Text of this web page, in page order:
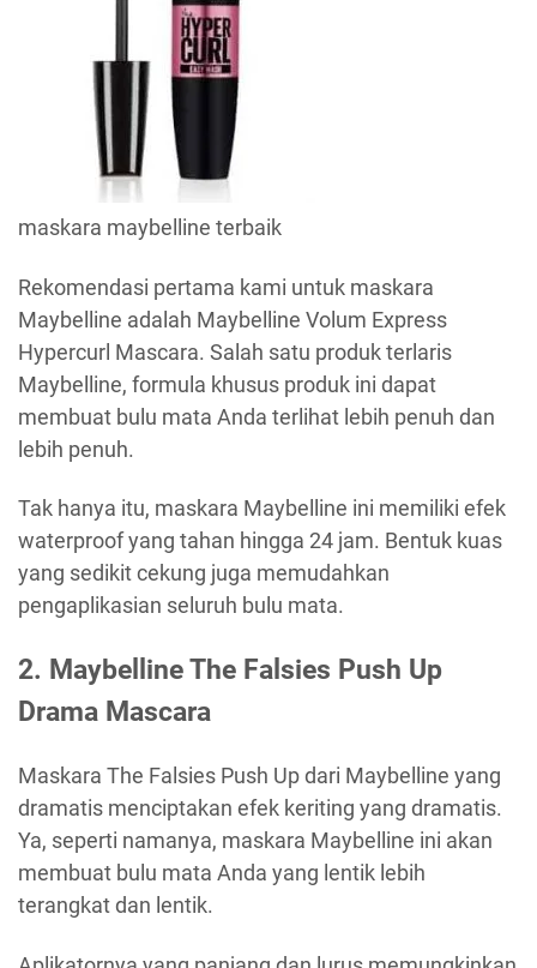
maskara maybelline terbaik
Rekomendasi pertama kami untuk maskara
Maybelline adalah Maybelline Volum Express
Hypercurl Mascara. Salah satu produk terlaris
Maybelline, formula khusus produk ini dapat
membuat bulu mata Anda terlihat lebih penuh dan
lebih penuh.
Tak hanya itu, maskara Maybelline ini memiliki efek
waterproof yang tahan hingga 24 jam. Bentuk kuas
yang sedikit cekung juga memudahkan
pengaplikasian seluruh bulu mata.
2. Maybelline The Falsies Push Up
Drama Mascara
Maskara The Falsies Push Up dari Maybelline yang
dramatis menciptakan efek keriting yang dramatis.
Ya, seperti namanya, maskara Maybelline ini akan
membuat bulu mata Anda yang lentik lebih
terangkat dan lentik.